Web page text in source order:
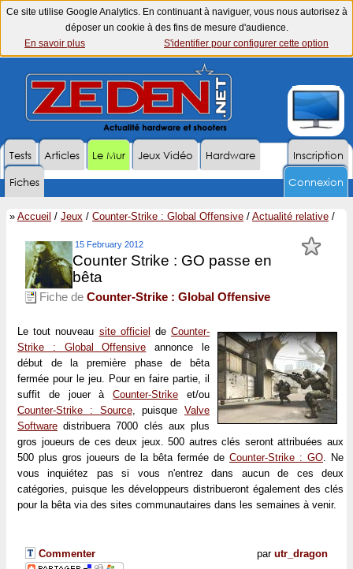
Ce site utilise Google Analytics. En continuant à naviguer, vous nous autorisez à
déposer un cookie à des fins de mesure d'audience.
En savoir plus
S'identifier pour configurer cette option
Inscription
Tests Articles Le Mur Jeux Vidéo
Hardware
Fiches
Connexion
» Accueil / Jeux / Counter-Strike : Global Offensive / Actualité relative /
15 February 2012
Counter Strike : GO passe en
bêta
Fiche de Counter-Strike : Global Offensive
Le tout nouveau site officiel deCounter-
Strike : Global Offensive annonce le
début de la première phase de bêta
fermée pour le jeu. Pour en faire partie, il
suffit de jouer àCounter-Strike et/ou
Counter-Strike : Source, puisque Valve
Software distribuera 7000 clés aux plus
gros joueurs de ces deux jeux. 500 autres clés seront attribuées aux
500 plus gros joueurs de la bêta fermée de Counter-Strike : GO. Ne
vous inquiétez pas si vous n'entrez dans aucun de ces deux
catégories, puisque les développeurs distribueront également des clés
pour la bêta via des sites communautaires dans les semaines à venir.
par utr_dragon
Commenter